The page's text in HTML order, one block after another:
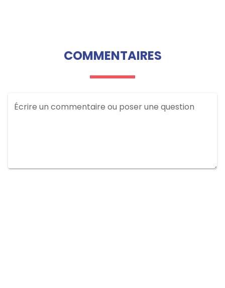
COMMENTAIRES
Écrire un commentaire ou poser une question